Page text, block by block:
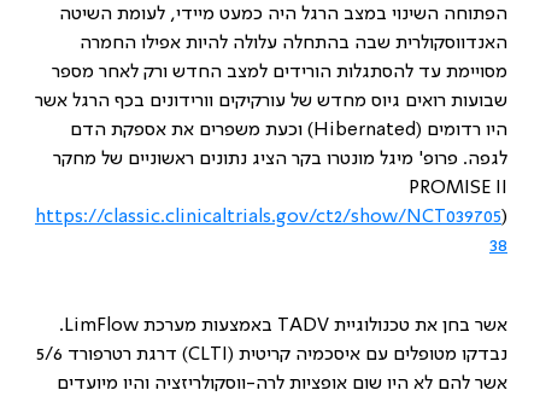
הפתוחה השינוי במצב הרגל היה כמעט מיידי, לעומת השיטה
האנדווסקולרית שבה בהתחלה עלולה להיות אפילו החמרה
מסויימת עד להסתגלות הורידים למצב החדש ורק לאחר מספר
שבועות רואים גיוס מחדש של עורקיקים וורידונים בכף הרגל אשר
היו רדומים (Hibernated) וכעת משפרים את אספקת הדם
לגפה. פרופ' מיגל מונטרו בקר הציג נתונים ראשוניים של מחקר
PROMISE II
(
https://classic.clinicaltrials.gov/ct2/show/NCT039705
38
אשר בחן את טכנולוגיית TADV באמצעות מערכת LimFlow
.
נבדקו מטופלים עם איסכמיה קריטית (CLTI
) דרגת רטרפורד 5/6
אשר להם לא היו שום אופציות לרה-ווסקולריזציה והיו מיועדים